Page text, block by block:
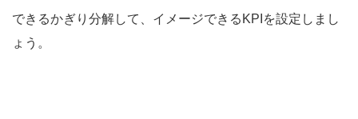
できるかぎり分解して、イメージできるKPIを設定しまし
ょう。